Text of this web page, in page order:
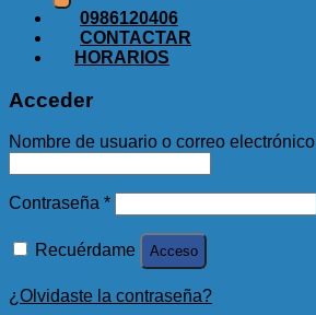
0986120406
CONTACTAR
HORARIOS
Acceder
Nombre de usuario o correo electrónico
Contraseña *
Recuérdame Acceso
¿Olvidaste la contraseña?